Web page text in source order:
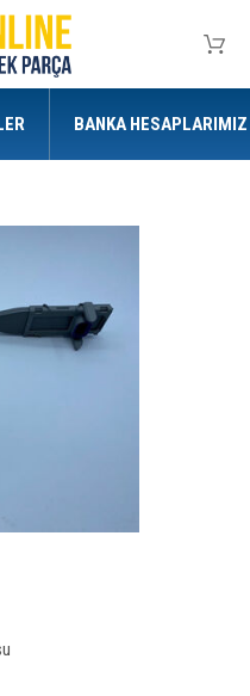
BANKA HESAPLARIMIZ